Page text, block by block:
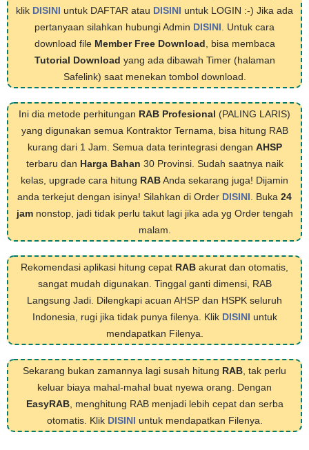
klik DISINI untuk DAFTAR atau DISINI untuk LOGIN :-) Jika ada
pertanyaan silahkan hubungi Admin DISINI . Untuk cara
download file Member Free Download , bisa membaca
Tutorial Download yang ada dibawah Timer (halaman
Safelink) saat menekan tombol download.
Ini dia metode perhitungan RAB Profesional (PALING LARIS)
yang digunakan semua Kontraktor Ternama, bisa hitung RAB
kurang dari 1 Jam. Semua data terintegrasi dengan AHSP
terbaru dan Harga Bahan 30 Provinsi. Sudah saatnya naik
kelas, upgrade cara hitung RABAnda sekarang juga! Dijamin
anda terkejut dengan isinya! Silahkan di Order DISINI . Buka 24
jamnonstop, jadi tidak perlu takut lagi jika ada yg Order tengah
malam.
Rekomendasi aplikasi hitung cepat RAB akurat dan otomatis,
sangat mudah digunakan. Tinggal ganti dimensi, RAB
Langsung Jadi. Dilengkapi acuan AHSP dan HSPK seluruh
Indonesia, rugi jika tidak punya filenya. Klik DISINI untuk
mendapatkan Filenya.
Sekarang bukan zamannya lagi susah hitung RAB , tak perlu
keluar biaya mahal-mahal buat nyewa orang. Dengan
EasyRAB, menghitung RAB menjadi lebih cepat dan serba
otomatis. Klik DISINI untuk mendapatkan Filenya.